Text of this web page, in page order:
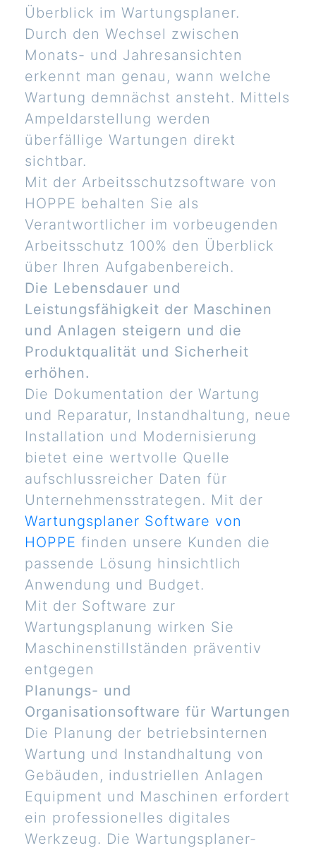
Überblick im Wartungsplaner.
Durch den Wechsel zwischen
Monats- und Jahresansichten
erkennt man genau, wann welche
Wartung demnächst ansteht. Mittels
Ampeldarstellung werden
überfällige Wartungen direkt
sichtbar.
Mit der Arbeitsschutzsoftware von
HOPPE behalten Sie als
Verantwortlicher im vorbeugenden
Arbeitsschutz 100% den Überblick
über Ihren Aufgabenbereich.
Die Lebensdauer und
Leistungsfähigkeit der Maschinen
und Anlagen steigern und die
Produktqualität und Sicherheit
erhöhen.
Die Dokumentation der Wartung
und Reparatur, Instandhaltung, neue
Installation und Modernisierung
bietet eine wertvolle Quelle
aufschlussreicher Daten für
Unternehmensstrategen. Mit der
Wartungsplaner Software von
HOPPE finden unsere Kunden die
passende Lösung hinsichtlich
Anwendung und Budget.
Mit der Software zur
Wartungsplanung wirken Sie
Maschinenstillständen präventiv
entgegen
Planungs- und
Organisationsoftware für Wartungen
Die Planung der betriebsinternen
Wartung und Instandhaltung von
Gebäuden, industriellen Anlagen
Equipment und Maschinen erfordert
ein professionelles digitales
Werkzeug. Die Wartungsplaner-